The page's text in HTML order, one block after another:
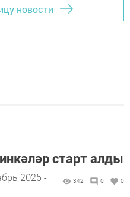
новости
старт алды
2025 -
342 0 0